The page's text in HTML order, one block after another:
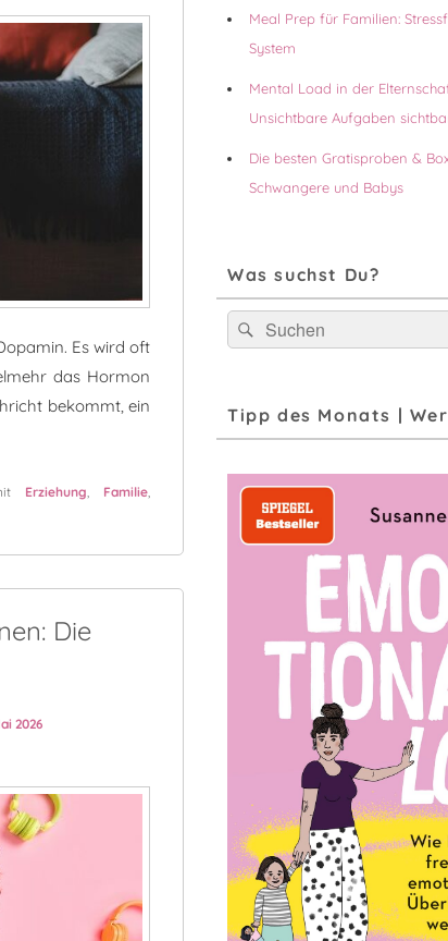
Es wird oft
das Hormon
bekommt, ein
Check für deinen Familienalltag
Erziehung, Familie,
Die
2026
Meal Prep für Familien:
System
Mental Load in der
Unsichtbare Aufgaben
Die besten Gratisproben &
Schwangere und Babys
Was suchst Du?
Suchen
nach:
Suchen
Tipp des Monats |